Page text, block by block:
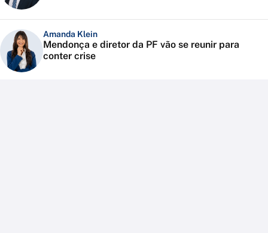
Amanda Klein
Mendonça e diretor da PF vão se reunir para
conter crise